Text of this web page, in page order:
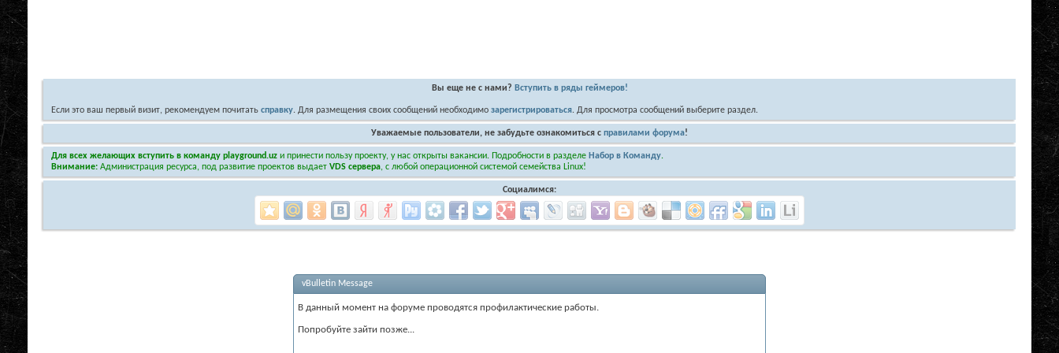
Вы еще не с нами? Вступить в ряды геймеров!
Если это ваш первый визит, рекомендуем почитать справку. Для размещения своих сообщений необходимо зарегистрироваться. Для просмотра сообщений выберите раздел.
Уважаемые пользователи, не забудьте ознакомиться с правилами форума!
Для всех желающих вступить в команду playground.uz и принести пользу проекту, у нас открыты вакансии. Подробности в разделе Набор в Команду.
Внимание: Администрация ресурса, под развитие проектов выдает VDS сервера, с любой операционной системой семейства Linux!
Социалимся:
vBulletin Message
В данный момент на форуме проводятся профилактические работы.
Попробуйте зайти позже...